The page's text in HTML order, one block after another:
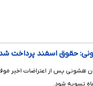
حقوق اسفند پرداخت
هشونی پس از اعتراضات اخیر
تسویه شود.